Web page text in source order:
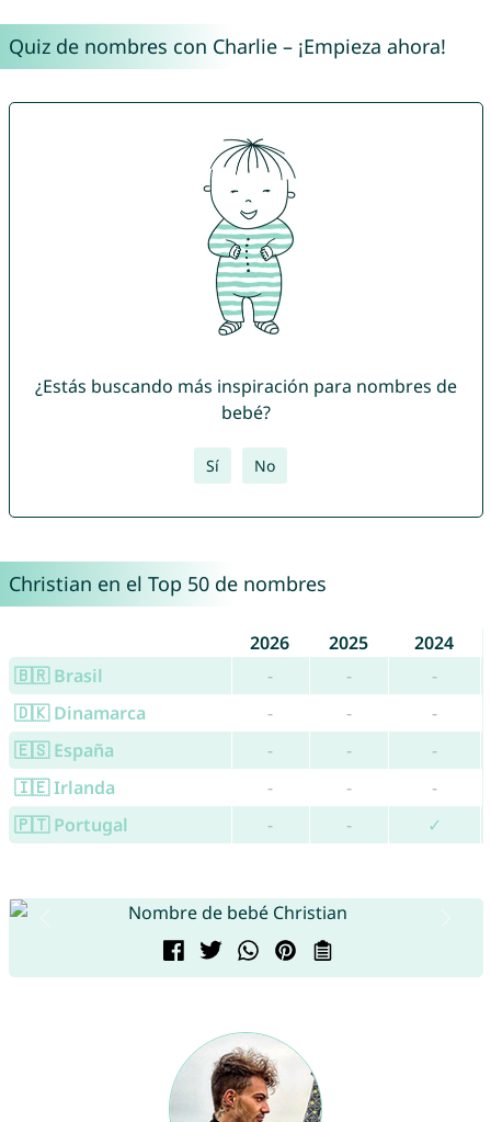
Quiz de nombres con Charlie – ¡Empieza ahora!
¿Estás buscando más inspiración para nombres de
bebé?
Sí No
Christian en el Top 50 de nombres
2026 2025
2024
🇧🇷 Brasil
- -
-
🇩🇰 Dinamarca
- -
-
🇪🇸 España
- -
-
🇮🇪 Irlanda
- -
-
🇵🇹 Portugal
- - ✓